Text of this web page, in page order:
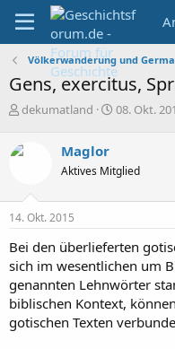
Völkerwanderung und
Gens, exercitus,
E
s
t
l
e
dekumatland
E
e
l
m
08. Okt.
Maglor
Aktives Mitglied
14. Okt. 2015
Bei den überlieferten
sich im wesentlichen um
genannten Lehnwörter
biblischen Kontext,
gotischen Texten